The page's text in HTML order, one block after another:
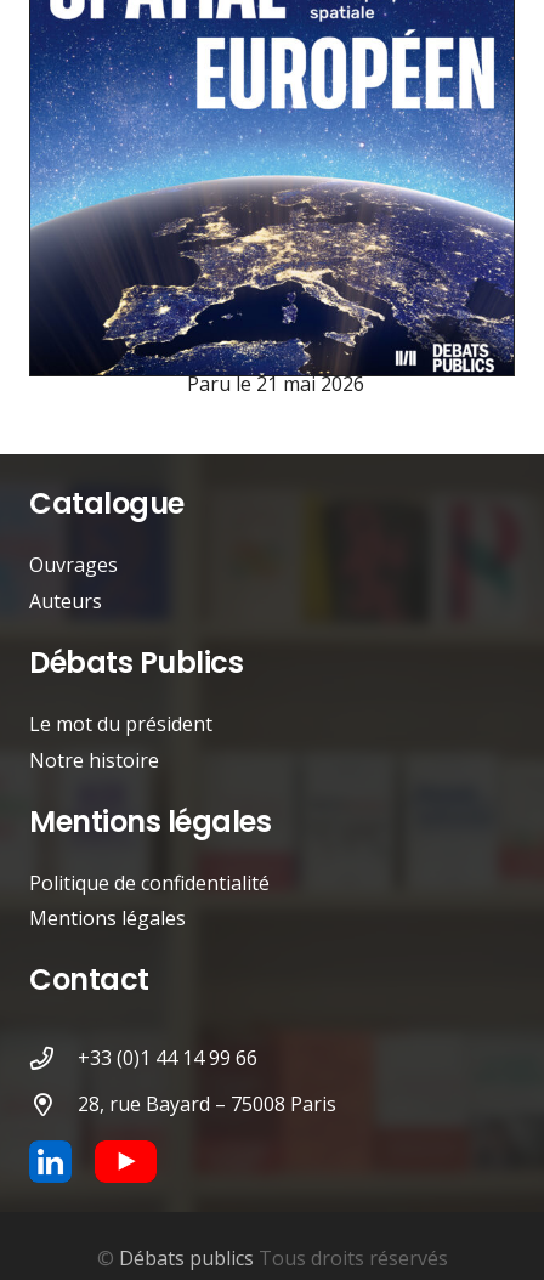
Paru le21 mai 2026
Catalogue
Ouvrages
Auteurs
Débats Publics
Le mot du président
Notre histoire
Mentions légales
Politique de confidentialité
Mentions légales
Contact
+33 (0)1 44 14 99 66
28, rue Bayard – 75008 Paris
© Débats publics Tous droits réservés